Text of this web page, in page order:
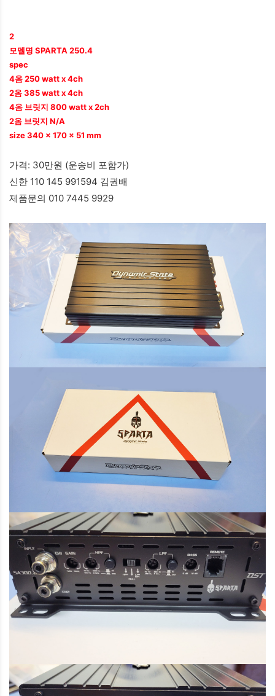
2
모델명 SPARTA 250.4
spec
4옴 250 watt x 4ch
2옴 385 watt x 4ch
4옴 브릿지 800 watt x 2ch
2옴 브릿지 N/A
size 340 x 170 x 51 mm
가격: 30만원 (운송비 포함가)
신한 110 145 991594 김권배
제품문의 010 7445 9929